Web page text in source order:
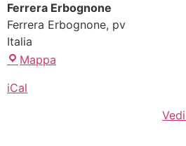
Ferrera Erbognone
Ferrera Erbognone, pv
Italia
Mappa
iCal